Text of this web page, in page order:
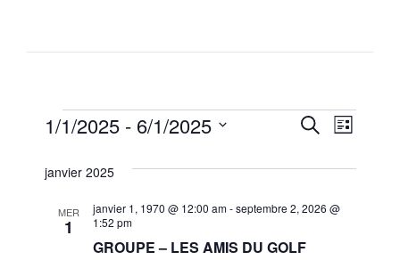
et
Recherche
Liste
1/1/2025 - 6/1/2025
une
janvier 2025
MER
1
GROUPE – LES AMIS DU GOLF
janvier 1, 1970 @ 12:00 am-septembre 2, 2026 @
1:52 pm